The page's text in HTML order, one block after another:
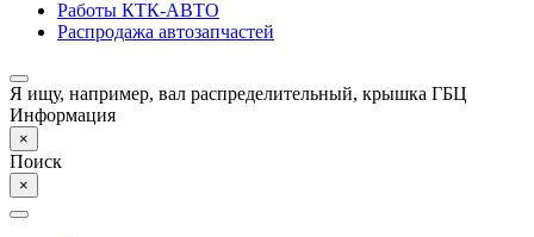
Работы КТК-АВТО
Распродажа автозапчастей
Я ищу, например, вал распределительный, крышка ГБЦ
Информация
×
Поиск
×